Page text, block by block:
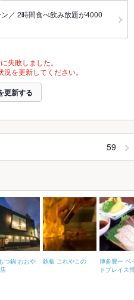
／ 2時間食べ飲み放題が4000
失敗しました。
を更新してください。
更新する
59
つ鍋 おおや
鉄板 これやこの
博多豊一 ベ
ドプレイス